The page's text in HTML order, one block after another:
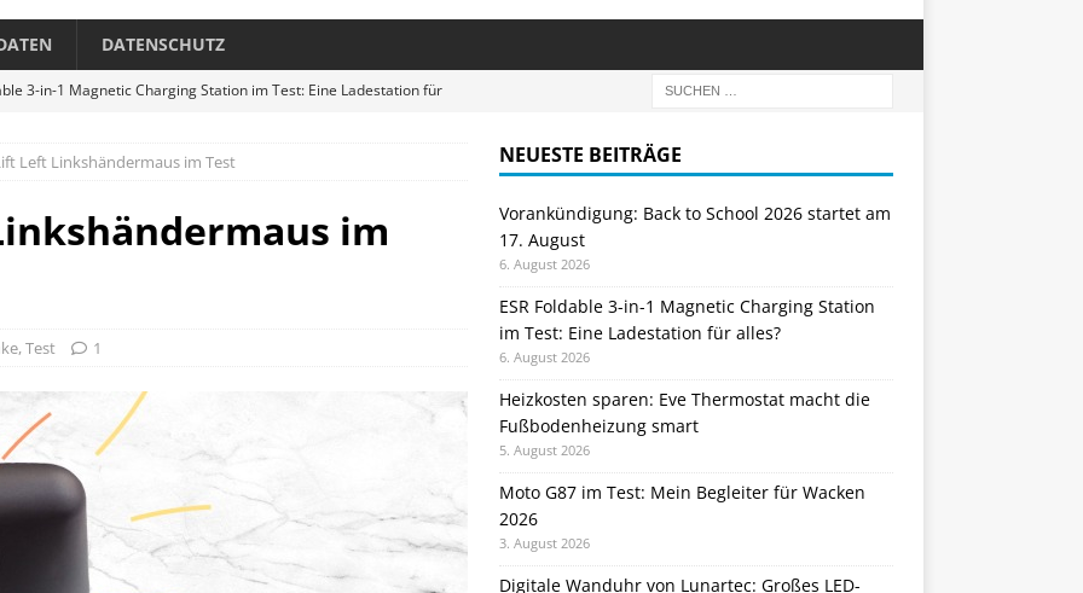
DATENSCHUTZ
3-in-1 Magnetic Charging Station im Test: Eine Ladestation für
sparen: Eve Thermostat macht die Fußbodenheizung smart
Left Linkshändermaus im Test
im
,Test 1
NEUESTE BEITRÄGE
Vorankündigung: Back to School 2026 startet am
17. August
6. August 2026
ESR Foldable 3-in-1 Magnetic Charging Station
im Test: Eine Ladestation für alles?
6. August 2026
Heizkosten sparen: Eve Thermostat macht die
Fußbodenheizung smart
5. August 2026
Moto G87 im Test: Mein Begleiter für Wacken
2026
3. August 2026
Digitale Wanduhr von Lunartec: Großes LED-